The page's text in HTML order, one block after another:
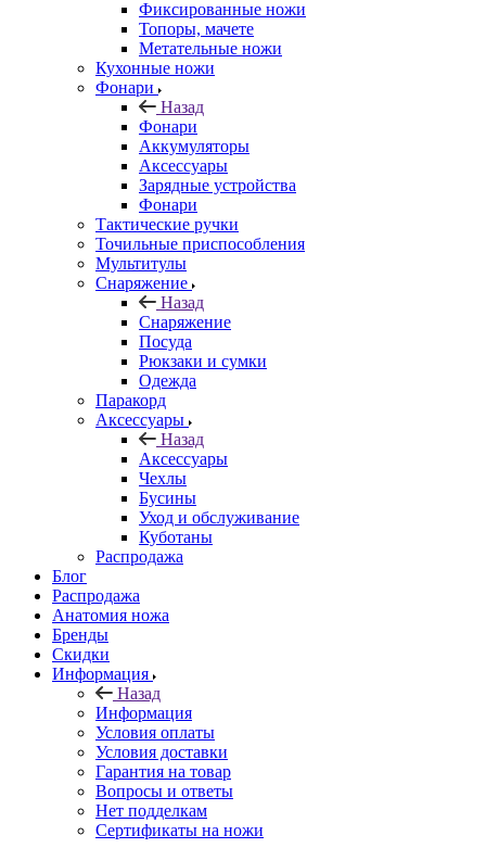
Фиксированные ножи
Топоры, мачете
Метательные ножи
Кухонные ножи
Фонари
Назад
Фонари
Аккумуляторы
Аксессуары
Зарядные устройства
Фонари
Тактические ручки
Точильные приспособления
Мультитулы
Снаряжение
Назад
Снаряжение
Посуда
Рюкзаки и сумки
Одежда
Паракорд
Аксессуары
Назад
Аксессуары
Чехлы
Бусины
Уход и обслуживание
Куботаны
Распродажа
Блог
Распродажа
Анатомия ножа
Бренды
Скидки
Информация
Назад
Информация
Условия оплаты
Условия доставки
Гарантия на товар
Вопросы и ответы
Нет подделкам
Сертификаты на ножи